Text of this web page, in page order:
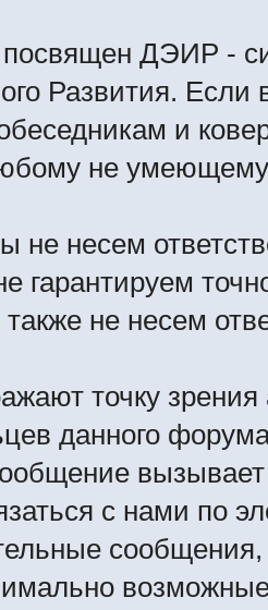
ДЭИР -
Развития. Если
и
не умеющему
не несем
гарантируем
не несем
точку зрения
данного
с нами по